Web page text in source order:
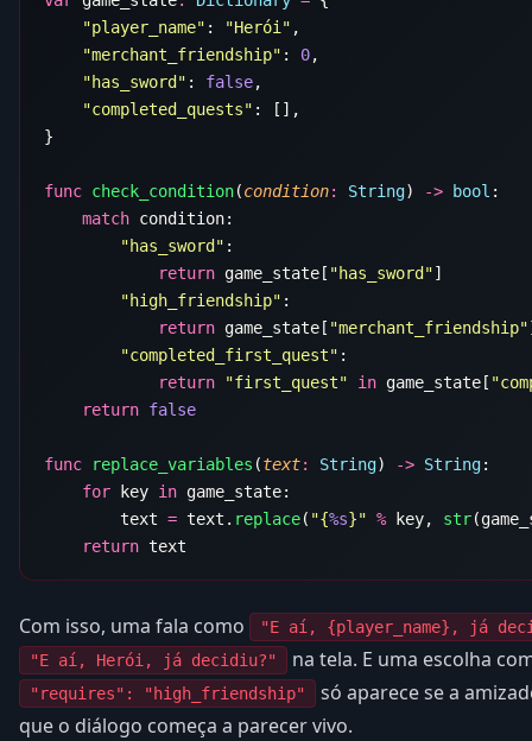
    "player_name"
: "Herói"
    "merchant_friendship"
: 0
    "has_sword"
: false
    "completed_quests"
func check_condition(condition: String) -> bool
    match
        "has_sword"
            return
game_state[ "has_sword"
        "high_friendship"
            return
game_state[ "merchant_friendship"
        "completed_first_quest"
            return
"first_quest" in game_state[
    return
func replace_variables (text: String) -> String
    for
key in
        text
= text. replace( "{%s}" % key, str
    return
Com isso, uma fala como
"E aí, {player_name}, já
"E aí, Herói, já decidiu?"
na tela. E uma escolha
"requires": "high_friendship"
só aparece se a
que o diálogo começa a parecer vivo.